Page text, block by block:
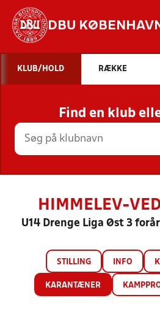
DBU
STILLINGER,
HOLD
KLUB/HOLD RÆKKE
Find en klub
HIMMELEV-
U14 Drenge Liga Øst 3
STILLING INFO
KARANTÆNER